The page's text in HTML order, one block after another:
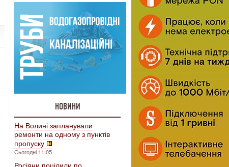
НОВИНИ
На Волині запланували
ремонти на одному з пунктів
пропуску
Сьогодні 11:05
Росіяни поцілили по